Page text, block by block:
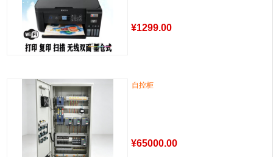
¥1299.00
自控柜
¥65000.00